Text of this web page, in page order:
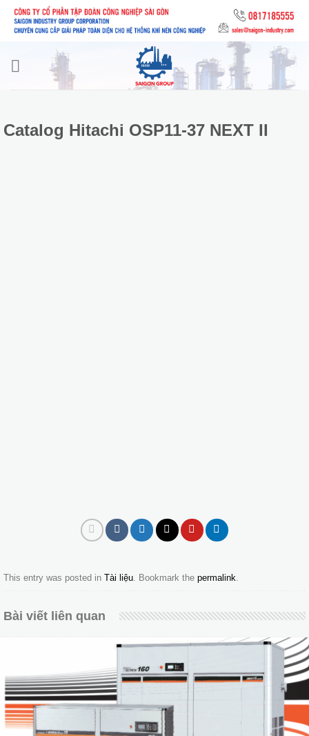
Skip
Catalog Hitachi OSP11-37 NEXT II
This entry was posted in Tài liệu. Bookmark the permalink.
Bài viết liên quan